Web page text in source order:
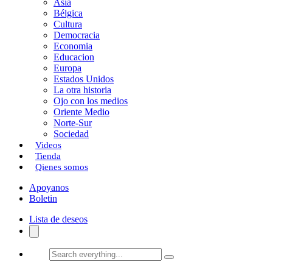
Asia
Bélgica
Cultura
Democracia
Economia
Educacion
Europa
Estados Unidos
La otra historia
Ojo con los medios
Oriente Medio
Norte-Sur
Sociedad
Videos
Tienda
Qienes somos
Apoyanos
Boletin
Lista de deseos
Search
everything...